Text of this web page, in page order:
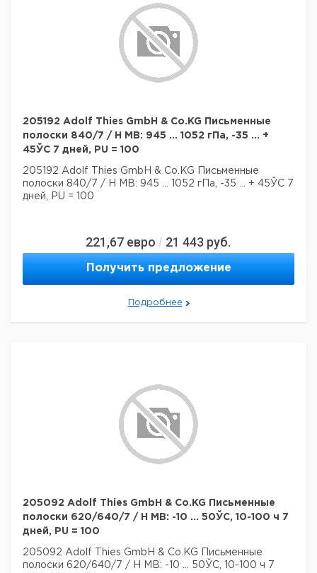
205192 Adolf Thies GmbH & Co.KG Письменные
полоски 840/7 / H MB: 945 ... 1052 гПа, -35 ... +
45ЎC 7 дней, PU = 100
205192 Adolf Thies GmbH & Co.KG Письменные
полоски 840/7 / H MB: 945 ... 1052 гПа, -35 ... + 45ЎC 7
дней, PU = 100
221,67 евро / 21 443 руб.
Получить предложение
Подробнее
205092 Adolf Thies GmbH & Co.KG Письменные
полоски 620/640/7 / H MB: -10 ... 50ЎC, 10-100 ч 7
дней, PU = 100
205092 Adolf Thies GmbH & Co.KG Письменные
полоски 620/640/7 / H MB: -10 ... 50ЎC, 10-100 ч 7